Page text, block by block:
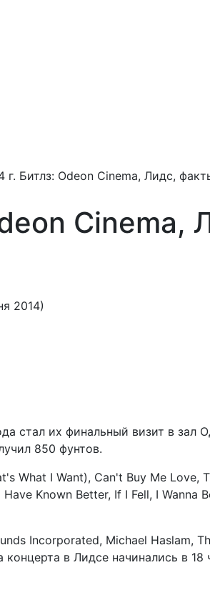
г. Битлз: Odeon Cinema, Лидс,
Cinema,
2014)
стал их финальный визит в зал
850 фунтов.
What I Want), Can't Buy Me Love,
Known Better, If I Fell, I Wanna
Incorporated, Michael Haslam,
в Лидсе начинались в 18